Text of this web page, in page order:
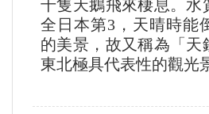
千隻天鵝飛來棲息。水
全日本第3，天晴時能
的美景，故又稱為「天
東北極具代表性的觀光